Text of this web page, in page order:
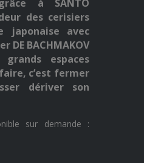
à SANTO
des cerisiers
avec
DE BACHMAKOV
espaces
c’est fermer
dériver son
sur demande :